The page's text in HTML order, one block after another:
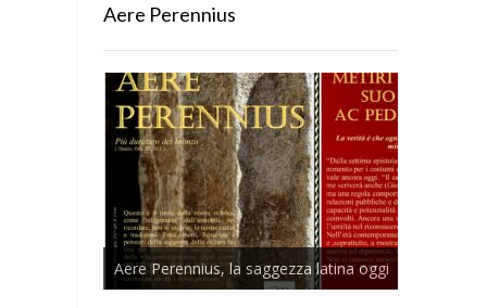
Aere Perennius
Aere Perennius, la saggezza latina oggi